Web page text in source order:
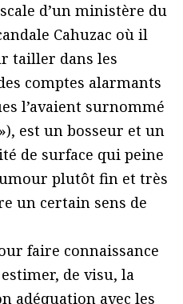
d’un ministère du
Cahuzac où il
tailler dans les
comptes alarmants
l’avaient surnommé
est un bosseur et un
de surface qui peine
plutôt fin et très
un certain sens de
faire connaissance
de visu, la
adéquation avec les